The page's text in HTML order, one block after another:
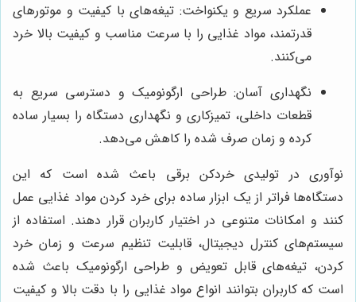
عملکرد سریع و یکنواخت: تیغه‌های با کیفیت و موتورهای
قدرتمند، مواد غذایی را با سرعت مناسب و کیفیت بالا خرد
می‌کنند.
نگهداری آسان: طراحی ارگونومیک و دسترسی سریع به
قطعات داخلی، تمیزکاری و نگهداری دستگاه را بسیار ساده
کرده و زمان صرف شده را کاهش می‌دهد.
نوآوری در تولیدی خردکن برقی باعث شده است که این
دستگاه‌ها فراتر از یک ابزار ساده برای خرد کردن مواد غذایی عمل
کنند و امکانات متنوعی در اختیار کاربران قرار دهند. استفاده از
سیستم‌های کنترل دیجیتال، قابلیت تنظیم سرعت و زمان خرد
کردن، تیغه‌های قابل تعویض و طراحی ارگونومیک باعث شده
است که کاربران بتوانند انواع مواد غذایی را با دقت بالا و کیفیت